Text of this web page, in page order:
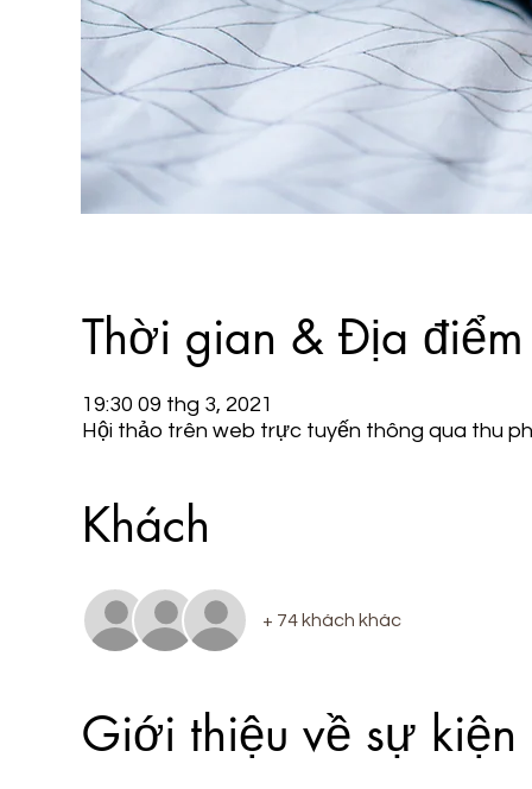
Thời gian & Địa điểm
19:30 09 thg 3, 2021
Hội thảo trên web trực tuyến thông qua thu
Khách
+ 74 khách khác
Giới thiệu về sự kiện